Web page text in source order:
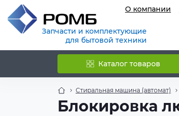
Запчасти и комплектующие
для бытовой техники
О компании
Каталог товаров
Стиральная машина (автомат)
Блокировка